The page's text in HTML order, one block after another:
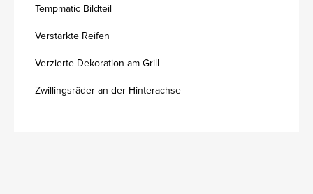
Tempmatic Bildteil
Verstärkte Reifen
Verzierte Dekoration am Grill
Zwillingsräder an der Hinterachse